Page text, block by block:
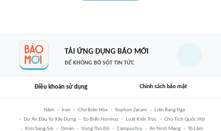
TẢI ỨNG DỤNG BÁO MỚI
ĐỂ KHÔNG BỎ SÓT TIN TỨC
Điều khoản sử dụng Chính sách bảo mật
Năm Iran Chợ Biên Hòa Sophon Zaram
Liên Bang Nga
Dự Án Đầu Tư Xây Dựng
Eo Biển Hormuz Luật Kiến Trúc
Chủ Tịch Quốc Hội
Kim Sang-Sik
Oman Vùng Thủ Đô Campuchia An Ninh Mạng Tô Lâm